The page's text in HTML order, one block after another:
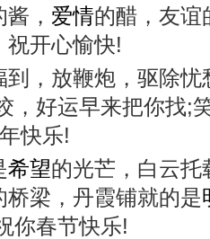
酱， 爱情的醋，友谊
祝开心愉快!
，放鞭炮，驱除忧
，好运早来把你找;
快乐!
希望的光芒，白云
梁，丹霞铺就的是
你春节快乐!